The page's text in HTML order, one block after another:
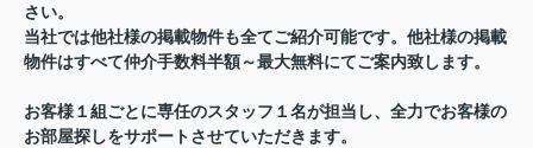
さい。
当社では他社様の掲載物件も全てご紹介可能です。他社様の掲載
物件はすべて仲介手数料半額～最大無料にてご案内致します。
お客様１組ごとに専任のスタッフ１名が担当し、全力でお客様の
お部屋探しをサポートさせていただきます。